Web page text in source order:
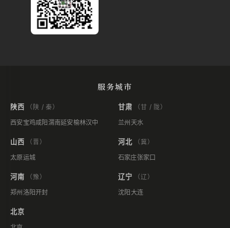
服务城市
陕西
（陕 / 秦）
西安宝鸡咸阳 渭南延安榆林汉中
甘肃
（甘 / 陇）
兰州 天水
山西
（晋）
太原运城
河北
（冀）
石家庄张家口
河南
（豫）
郑州 洛阳开封
辽宁
（辽）
沈阳 大连
北京